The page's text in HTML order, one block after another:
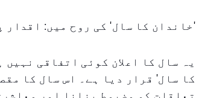
'خاندان کا سال' کی روح میں: اقدار
کا سال' قرار دیا ہے۔ اس سال کا
تعلقات کو مضبوط بنانا اور